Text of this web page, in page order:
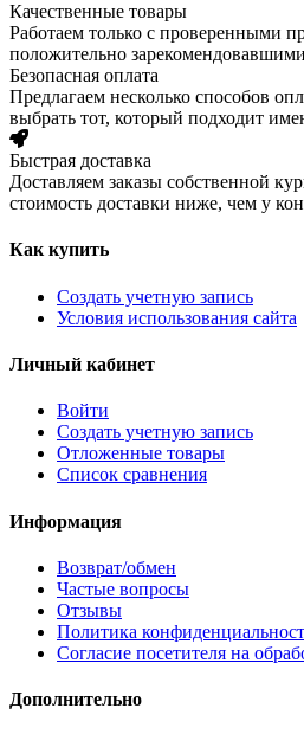
Качественные товары
Работаем только с проверенными
положительно
Безопасная оплата
Предлагаем несколько способов
выбрать тот, который подходит
Быстрая доставка
Доставляем заказы собственной
стоимость доставки ниже, чем у
Как купить
Создать учетную запись
Условия использования сайта
Личный кабинет
Войти
Создать учетную запись
Отложенные товары
Список сравнения
Информация
Возврат/обмен
Частые вопросы
Отзывы
Политика
Согласие посетителя на
Дополнительно